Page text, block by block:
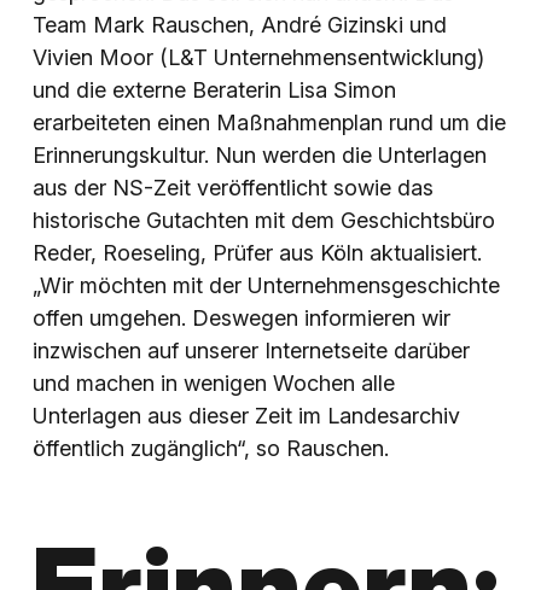
Team Mark Rauschen, André Gizinski und
Vivien Moor (L&T Unternehmensentwicklung)
und die externe Beraterin Lisa Simon
erarbeiteten einen Maßnahmenplan rund um die
Erinnerungskultur. Nun werden die Unterlagen
aus der NS-Zeit veröffentlicht sowie das
historische Gutachten mit dem Geschichtsbüro
Reder, Roeseling, Prüfer aus Köln aktualisiert.
„Wir möchten mit der Unternehmensgeschichte
offen umgehen. Deswegen informieren wir
inzwischen auf unserer Internetseite darüber
und machen in wenigen Wochen alle
Unterlagen aus dieser Zeit im Landesarchiv
öffentlich zugänglich“, so Rauschen.